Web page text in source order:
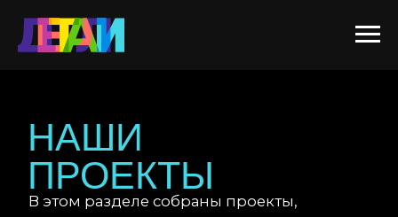
ПРОЕКТЫ
В этом разделе собраны проекты,
которые отражают наш подход к
созданию мероприятий:
профессионально,
точно и с вниманием к каждой детали.